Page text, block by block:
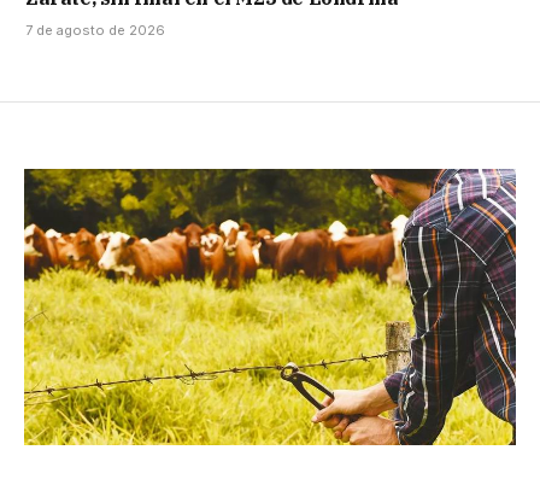
7 de agosto de 2026